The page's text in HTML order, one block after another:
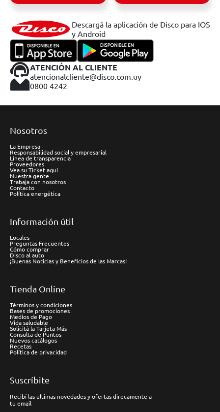
Descargá la aplicación de Disco para IOS
y Android
ATENCIÓN AL CLIENTE
atencionalcliente@disco.com.uy
0800 4242
Nosotros
La Empresa
Responsabilidad social y empresarial
Línea de transparencia
Proveedores
Vea su Ticket aquí
Nuestra gente
Trabaja con nosotros
Contacto
Política energética
Información útil
Locales
Preguntas Frecuentes
Cómo comprar
Disco al auto
¡Buenas Noticias y Beneficios de las Marcas!
Tienda Online
Términos y condiciones
Bases de promociones
Medios de Pago
Vida saludable
Solicitá la Tarjeta Más
Consulta de Puntos
Nuevos catálogos
Recetas
Política de privacidad
Suscríbite
Recibí las ultimas novedades y ofertas direcamente a
tu email